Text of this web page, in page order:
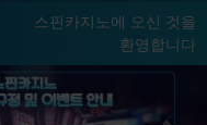
스핀카지노에 오신 것을
환영합니다